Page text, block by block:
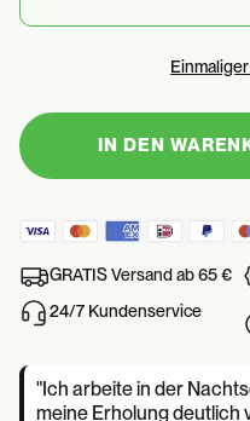
IN DEN
GRATIS Versand ab 65 €
24/7 Kundenservice
"Ich arbeite in der
meine Erholung deutlich